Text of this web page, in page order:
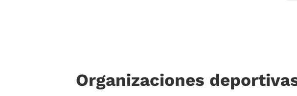
Organizaciones